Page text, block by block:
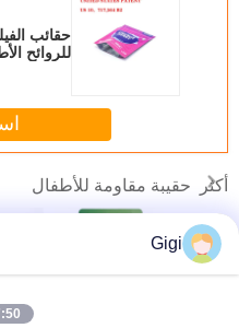
حقائب
للروائح
أكثر حقيبة مقاومة للأطفال
Gigi
AM